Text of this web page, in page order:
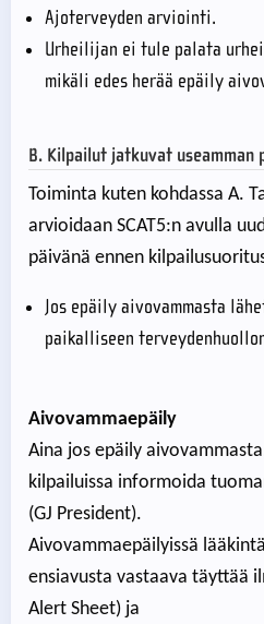
Ajoterveyden arviointi.
Urheilijan ei tule palata
mikäli edes herää epäily
B. Kilpailut jatkuvat useamman
Toiminta kuten kohdassa A.
arvioidaan SCAT5:n avulla
päivänä ennen
Jos epäily aivovammasta
paikalliseen
Aivovammaepäily
Aina jos epäily
kilpailuissa informoida
(GJ President).
Aivovammaepäilyissä
ensiavusta vastaava täyttää
Alert Sheet) ja